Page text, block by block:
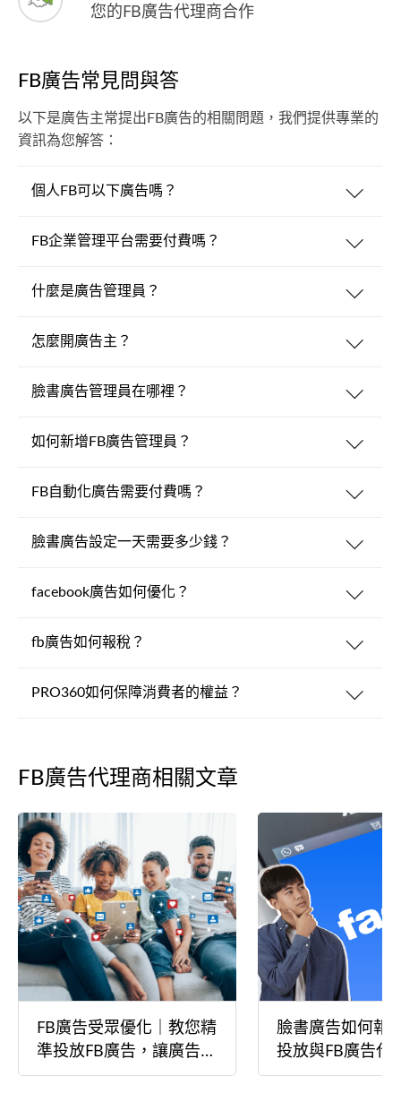
您的FB廣告代理商合作
FB廣告常見問與答
以下是廣告主常提出FB廣告的相關問題，我們提供專業的
資訊為您解答：
個人FB可以下廣告嗎？
FB企業管理平台需要付費嗎？
什麼是廣告管理員？
怎麼開廣告主？
臉書廣告管理員在哪裡？
如何新增FB廣告管理員？
FB自動化廣告需要付費嗎？
臉書廣告設定一天需要多少錢？
facebook廣告如何優化？
fb廣告如何報稅？
PRO360如何保障消費者的權益？
FB廣告代理商相關文章
FB廣告受眾優化｜教您精
準投放FB廣告，讓廣告效
益最大化
臉書廣告如何報
投放與FB廣告代